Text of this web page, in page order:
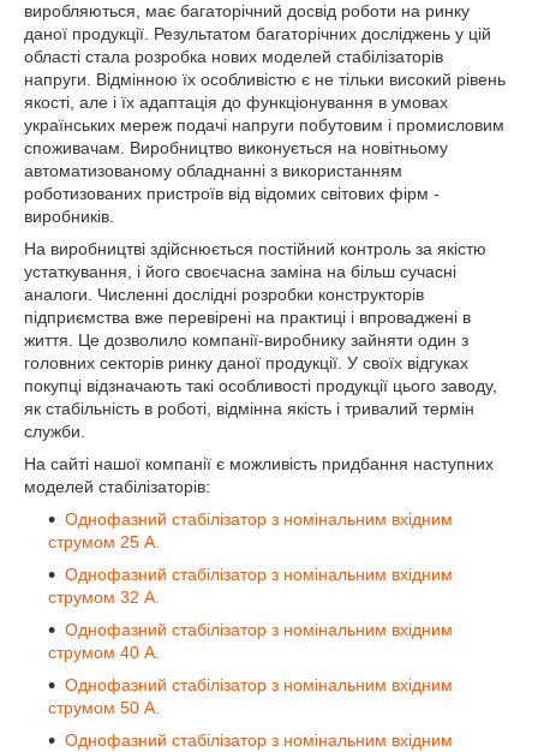
виробляються, має багаторічний досвід роботи на ринку
даної продукції. Результатом багаторічних досліджень у цій
області стала розробка нових моделей стабілізаторів
напруги. Відмінною їх особливістю є не тільки високий рівень
якості, але і їх адаптація до функціонування в умовах
українських мереж подачі напруги побутовим і промисловим
споживачам. Виробництво виконується на новітньому
автоматизованому обладнанні з використанням
роботизованих пристроїв від відомих світових фірм -
виробників.
На виробництві здійснюється постійний контроль за якістю
устаткування, і його своєчасна заміна на більш сучасні
аналоги. Численні дослідні розробки конструкторів
підприємства вже перевірені на практиці і впроваджені в
життя. Це дозволило компанії-виробнику зайняти один з
головних секторів ринку даної продукції. У своїх відгуках
покупці відзначають такі особливості продукції цього заводу,
як стабільність в роботі, відмінна якість і тривалий термін
служби.
На сайті нашої компанії є можливість придбання наступних
моделей стабілізаторів:
Однофазний стабілізатор з номінальним вхідним
струмом 25 А.
Однофазний стабілізатор з номінальним вхідним
струмом 32 А.
Однофазний стабілізатор з номінальним вхідним
струмом 40 А.
Однофазний стабілізатор з номінальним вхідним
струмом 50 А.
Однофазний стабілізатор з номінальним вхідним